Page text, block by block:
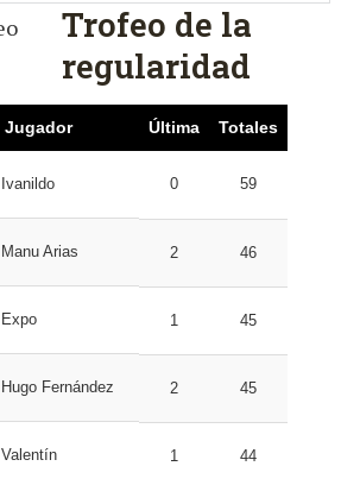
Trofeo de la
regularidad
Jugador Última Totales
Ivanildo 0 59
Manu Arias 2 46
Expo 1 45
Hugo Fernández 2 45
Valentín 1 44